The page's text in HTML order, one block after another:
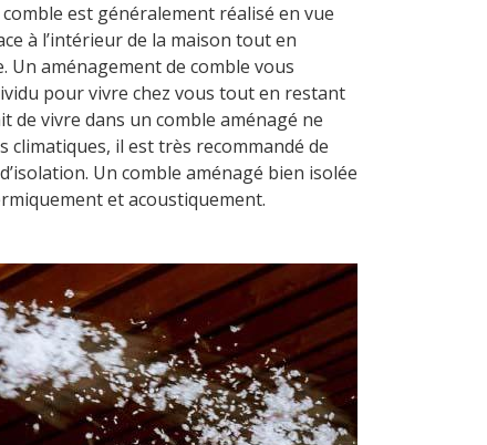
est généralement réalisé en vue
à l’intérieur de la maison tout en
Un aménagement de comble vous
pour vivre chez vous tout en restant
de vivre dans un comble aménagé ne
il est très recommandé de
Un comble aménagé bien isolée
et acoustiquement.